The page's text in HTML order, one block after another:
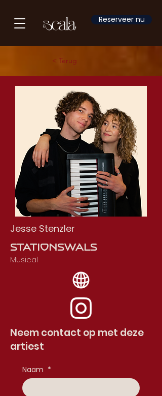
Reserveer nu
< Terug
Jesse Stenzler
Stationswals
Musical
Neem contact op met deze
artiest
Naam *